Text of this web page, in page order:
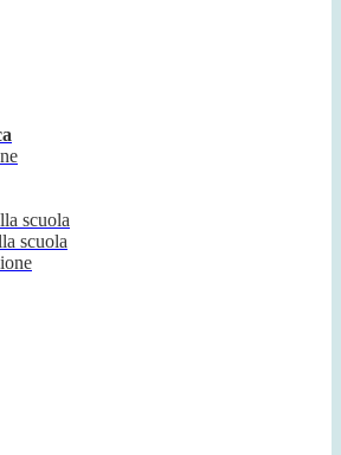
scuola
scuola